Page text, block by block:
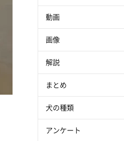
動画
画像
解説
まとめ
犬の種類
アンケート